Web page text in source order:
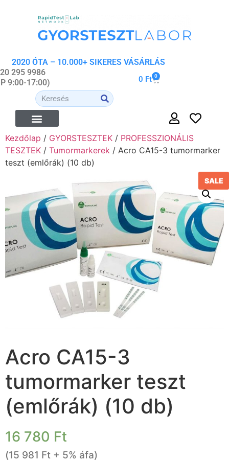
2020 ÓTA – 10.000+ SIKERES VÁSÁRLÁS
295 9986
9:00-17:00)
0 Ft 0
Kezdőlap / GYORSTESZTEK / PROFESSZIONÁLIS
TESZTEK / Tumormarkerek / Acro CA15-3 tumormarker
teszt (emlőrák) (10 db)
SALE
Acro CA15-3
tumormarker teszt
(emlőrák) (10 db)
16 780 Ft
(15 981 Ft + 5% áfa)